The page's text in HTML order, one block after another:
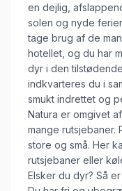
en dejlig,
solen og nyde
tage brug af de
hotellet, og du har
dyr i den
indkvarteres du i
smukt indrettet og
Natura er omgivet
mange
store og små. Her
rutsjebaner eller
Elsker du dyr? Så